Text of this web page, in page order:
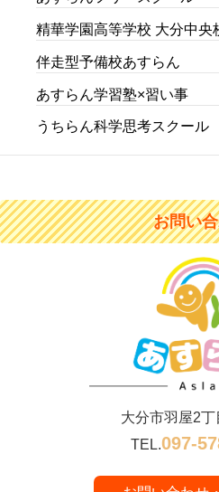
精華学園高等学校 大分中央
伴走型予備校あすらん
あすらん学習塾×習い事
うちらん科学思考スクール
お問い
大分市羽屋2
TEL.097-